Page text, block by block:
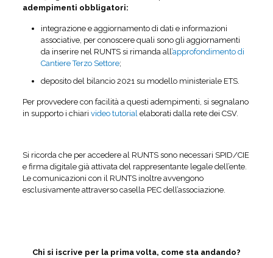
adempimenti obbligatori:
integrazione e aggiornamento di dati e informazioni
associative, per conoscere quali sono gli aggiornamenti
da inserire nel RUNTS si rimanda all’approfondimento di
Cantiere Terzo Settore;
deposito del bilancio 2021 su modello ministeriale ETS.
Per provvedere con facilità a questi adempimenti, si segnalano
in supporto i chiari video tutorialelaborati dalla rete dei CSV.
Si ricorda che per accedere al RUNTS sono necessari SPID/CIE
e firma digitale già attivata del rappresentante legale dell’ente.
Le comunicazioni con il RUNTS inoltre avvengono
esclusivamente attraverso casella PEC dell’associazione.
Chi si iscrive per la prima volta, come sta andando?